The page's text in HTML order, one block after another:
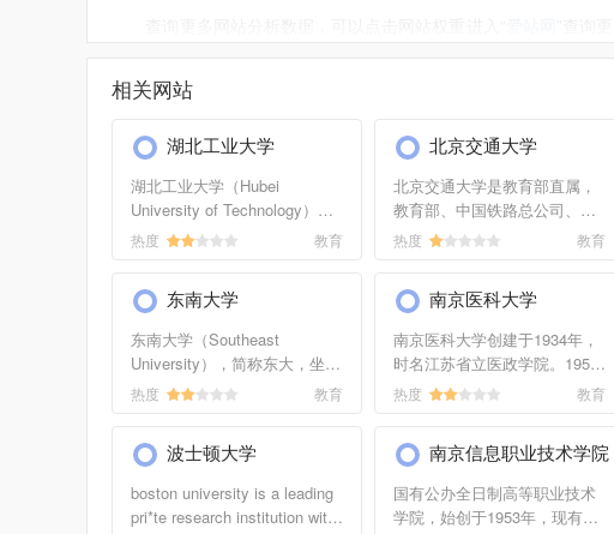
”查
如需要更多重庆医药高等专科学校信息或建议反馈，请联系重庆
相关网站
湖北工业大学
湖北工业大学（Hubei
University of Technology）坐
落在有“九省通衢”之称的国家区
盖工学、文学、理学、艺术
学、经济...
热度 教育
北京交通大学
北京交通大学是教育部直属，
教育部、中国铁路总公司、北
京市*共建的全国重点大学，是
具有研究生院的全...
热度 教育
东南大学
东南大学（Southeast
University），简称东大，坐落
于南京市，是中央直管、教育
一，国家“211工程”、“985工
程”首批...
热度 教育
南京医科大学
南京医科大学创建于1934年，
时名江苏省立医政学院。1957
年，由镇江迁至南京，更名为
1981年，被批准为全国首批博
士、硕...
热度 教育
波士顿大学
boston university is a leading
pri*te research institution with
南京信息职业技术学院
国有公办全日制高等职业技术
学院，始创于1953年，现有信